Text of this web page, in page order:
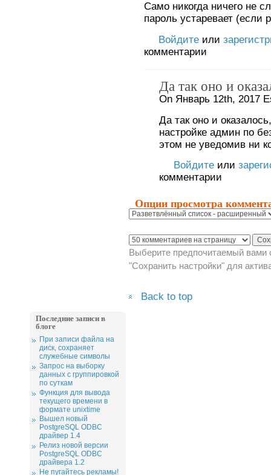
Само никогда ничего не
пароль устаревает
Войдитеили
комментарии
Да так оно и
On Январь 12th, 2017
Да так оно и
настройке админ по
этом не уведомив ни
Войдитеили
комментарии
Опции просмотра
Выберите предпочитаемый вами
"Сохранить настройки" для
Back to top
Последние записи в
блоге
При записи файла на
диск, сохраняет
служебные символы
Запрос на выборку
данных с группировкой
по суткам
Функция для вывода
текущего времени в
формате unixtime
Вышел новый
PostgreSQL ODBC
драйвер 1.4
Релиз новой версии
PostgreSQL ODBC
драйвера 1.2
Не пугайтесь рекламы!